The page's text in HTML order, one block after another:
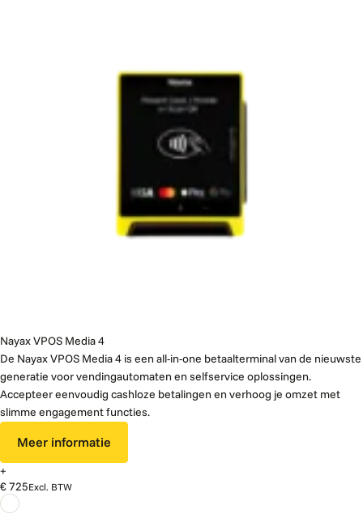
Nayax VPOS Media 4
De Nayax VPOS Media 4 is een all-in-one betaalterminal van de nieuwste
generatie voor vendingautomaten en selfservice oplossingen.
Accepteer eenvoudig cashloze betalingen en verhoog je omzet met
slimme engagement functies.
Meer informatie
+
€ 725Excl. BTW